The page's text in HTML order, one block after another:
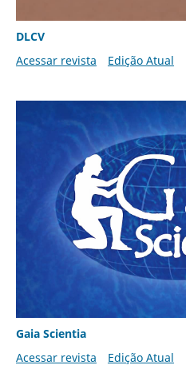
DLCV
Acessar revista
Edição Atual
Gaia Scientia
Acessar revista
Edição Atual